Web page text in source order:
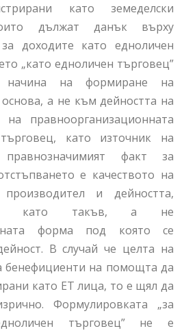
като земеделски
дължат данък върху
доходите като едноличен
„като едноличен търговец”
на формиране на
а не към дейността на
правноорганизационната
като източник на
факт за
е качеството на
производител и дейността,
като такъв, а не
форма под която се
В случай че целта на
бенефициенти на помощта да
като ЕТ лица, то е щял да
Формулировката „за
търговец” не е